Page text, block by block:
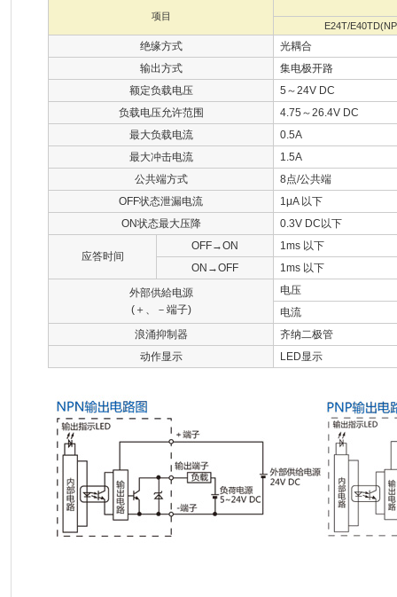
项目
E24T/
绝缘方式
光耦合
输出方式
集电极开路
额定负载电压
5～24V DC
负载电压允许范围
4.75～26.4V DC
最大负载电流
0.5A
最大冲击电流
1.5A
公共端方式
8点/公共端
OFF状态泄漏电流
1μA 以下
ON状态最大压降
0.3V DC以下
应答时间
OFF→ON
1ms 以下
ON→OFF
1ms 以下
外部供給电源
(＋、－端子)
电压
电流
浪涌抑制器
齐纳二极管
动作显示
LED显示